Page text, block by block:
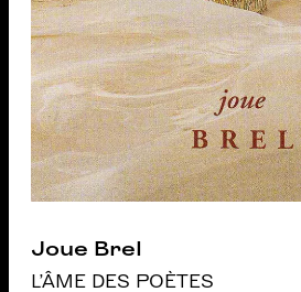
Joue Brel
L'ÂME DES POÈTES